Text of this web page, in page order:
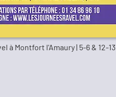
à Montfort l'Amaury | 5-6 & 12-13